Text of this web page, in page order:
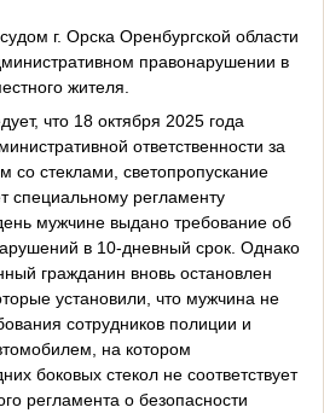
г. Орска Оренбургской области
правонарушении в
жителя.
что 18 октября 2025 года
ответственности за
со стеклами, светопропускание
специальному регламенту
мужчине выдано требование об
в 10-дневный срок. Однако
гражданин вновь остановлен
установили, что мужчина не
сотрудников полиции и
на котором
боковых стекол не соответствует
регламента о безопасности